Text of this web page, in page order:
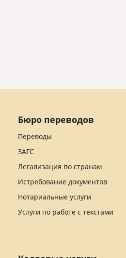
Бюро переводов
Переводы
ЗАГС
Легализация по странам
Истребование документов
Нотариальные услуги
Услуги по работе с текстами